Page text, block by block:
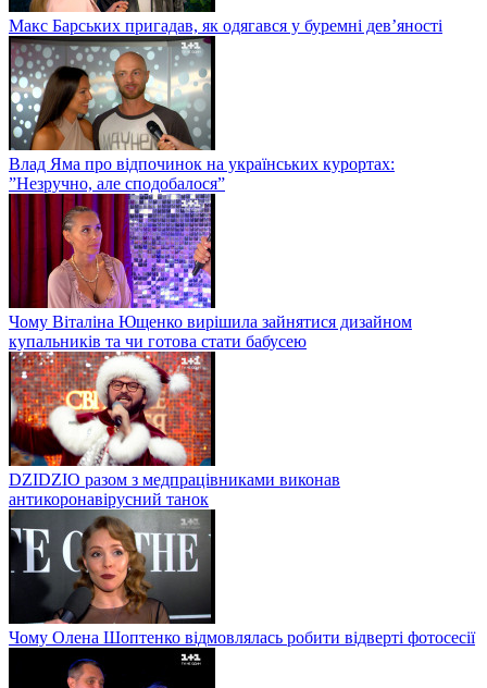
Макс Барських пригадав, як одягався у буремні дев’яності
Влад Яма про відпочинок на українських курортах:
”Незручно, але сподобалося”
Чому Віталіна Ющенко вирішила зайнятися дизайном
купальників та чи готова стати бабусею
DZIDZIO разом з медпрацівниками виконав
антикоронавірусний танок
Чому Олена Шоптенко відмовлялась робити відверті фотосесії